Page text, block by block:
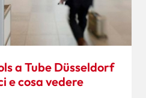
a Tube Düsseldorf
e cosa vedere